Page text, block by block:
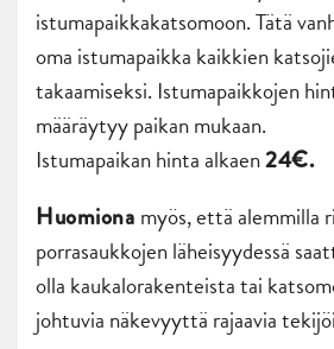
istumapaikkakatsomoon. Tätä
oma istumapaikka kaikkien
takaamiseksi. Istumapaikkojen
määräytyy paikan mukaan.
Istumapaikan hinta alkaen24€.
Huomiona myös, että alemmilla
porrasaukkojen läheisyydessä
olla kaukalorakenteista tai
johtuvia näkevyyttä rajaavia